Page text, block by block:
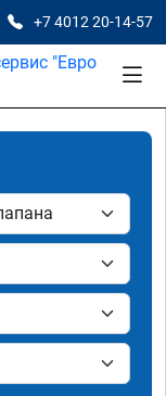
+7 4012 20-14-57